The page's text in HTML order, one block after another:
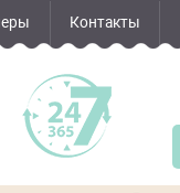
Контакты